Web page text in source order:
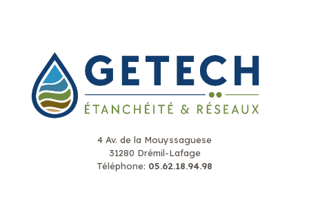
4 Av. de la Mouyssaguese
31280 Drémil-Lafage
Téléphone: 05.62.18.94.98